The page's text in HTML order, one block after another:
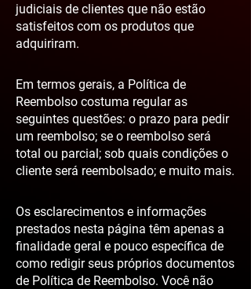
judiciais de clientes que não estão
satisfeitos com os produtos que
adquiriram.
Em termos gerais, a Política de
Reembolso costuma regular as
seguintes questões: o prazo para pedir
um reembolso; se o reembolso será
total ou parcial; sob quais condições o
cliente será reembolsado; e muito mais.
Os esclarecimentos e informações
prestados nesta página têm apenas a
finalidade geral e pouco específica de
como redigir seus próprios documentos
de Política de Reembolso. Você não